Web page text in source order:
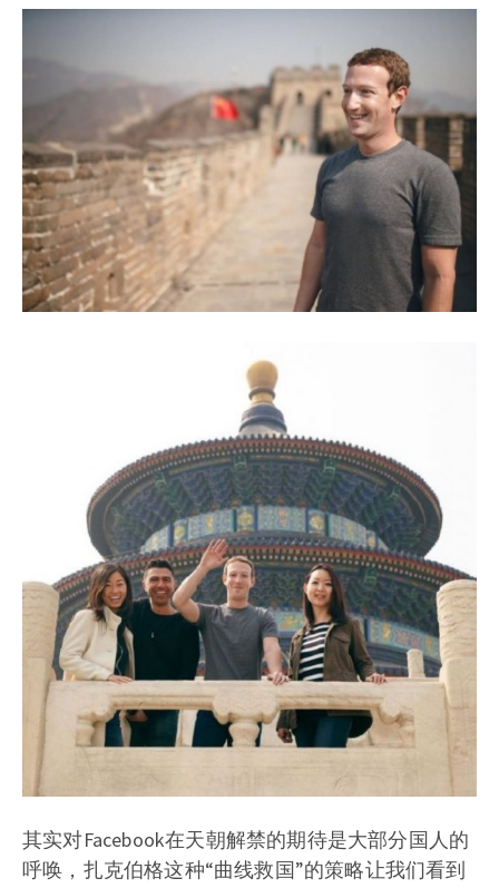
其实对Facebook在天朝解禁的期待是大部分国人的
呼唤，扎克伯格这种“曲线救国”的策略让我们看到